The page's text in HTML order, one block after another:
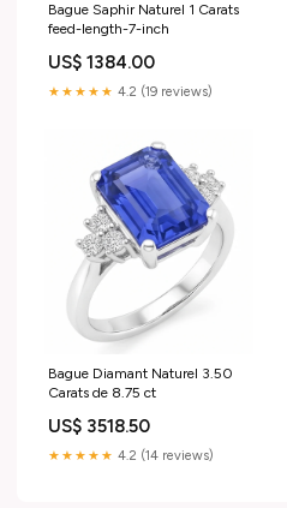
Bague Saphir Naturel 1 Carats
feed-length-7-inch
US$ 1384.00
★★★★★ 4.2 (19 reviews)
Bague Diamant Naturel 3.50
Carats de 8.75 ct
US$ 3518.50
★★★★★ 4.2 (14 reviews)